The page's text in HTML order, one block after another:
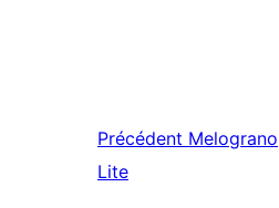
Précédent Melograno
Lite